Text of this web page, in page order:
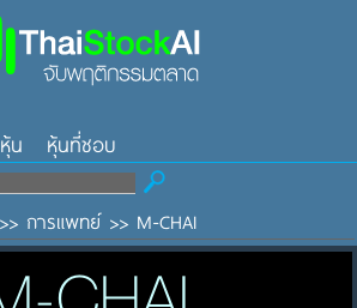
น หุ้นที่ชอบ
>> การแพทย์>> M-CHAI